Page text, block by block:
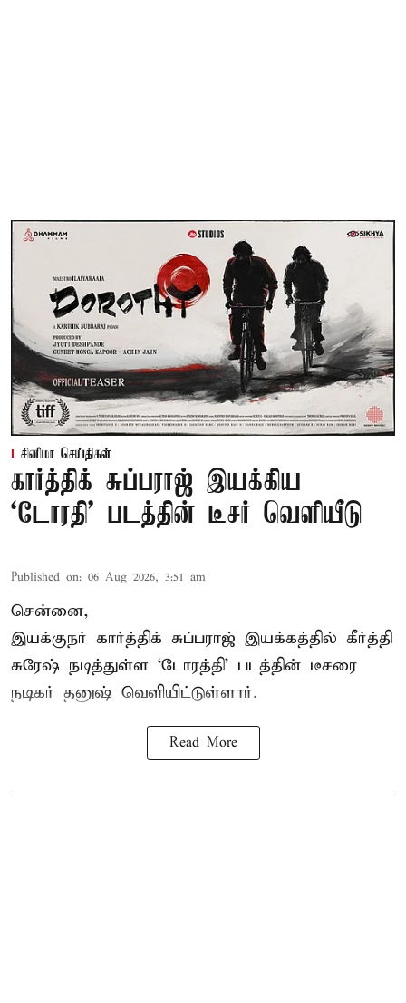
சினிமா செய்திகள்
கார்த்திக் சுப்பராஜ் இயக்கிய
`டோரதி' படத்தின் டீசர் வெளியீடு
Published on: 06 Aug 2026, 3:51 am
சென்னை,
இயக்குநர் கார்த்திக் சுப்பராஜ் இயக்கத்தில் கீர்த்தி
சுரேஷ் நடித்துள்ள `டோரத்தி' படத்தின் டீசரை
நடிகர் தனுஷ் வெளியிட்டுள்ளார்.
Read More